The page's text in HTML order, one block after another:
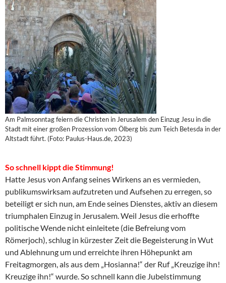
Am Palmsonntag feiern die Christen in Jerusalem den Einzug Jesu in die
Stadt mit einer großen Prozession vom Ölberg bis zum Teich Betesda in der
Altstadt führt. (Foto: Paulus-Haus.de, 2023)
So schnell kippt die Stimmung!
Hatte Jesus von Anfang seines Wirkens an es vermieden,
publikumswirksam aufzutreten und Aufsehen zu erregen, so
beteiligt er sich nun, am Ende seines Dienstes, aktiv an diesem
triumphalen Einzug in Jerusalem. Weil Jesus die erhoffte
politische Wende nicht einleitete (die Befreiung vom
Römerjoch), schlug in kürzester Zeit die Begeisterung in Wut
und Ablehnung um und erreichte ihren Höhepunkt am
Freitagmorgen, als aus dem „Hosianna!“ der Ruf „Kreuzige ihn!
Kreuzige ihn!“ wurde. So schnell kann die Jubelstimmung